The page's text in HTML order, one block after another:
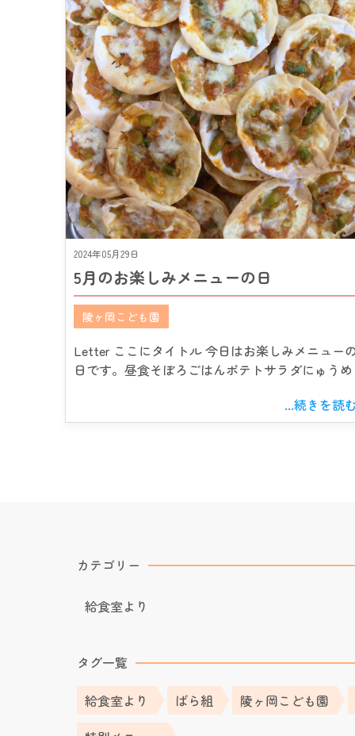
2024年05月29日
5月のお楽しみメニューの日
陵ヶ岡こども園
Letter ここにタイトル 今日はお楽しみメニュー
日です。昼食そぼろごはんポテトサラダにゅうめ
...続きを読
カテゴリー
給食室より
タグ一覧
給食室より
ばら組 陵ヶ岡こども園